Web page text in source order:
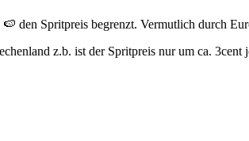
den Spritpreis begrenzt. Vermutlich durch
z.b. ist der Spritpreis nur um ca.